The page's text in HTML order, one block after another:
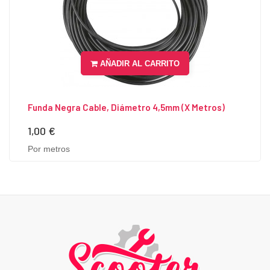
AÑADIR AL CARRITO
Funda Negra Cable, Diámetro 4,5mm (x Metros)
Precio
1,00 €
Por metros